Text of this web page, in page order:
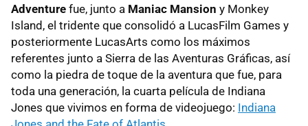
Adventure fue, junto a Maniac Mansion y Monkey
Island, el tridente que consolidó a LucasFilm Games y
posteriormente LucasArts como los máximos
referentes junto a Sierra de las Aventuras Gráficas, así
como la piedra de toque de la aventura que fue, para
toda una generación, la cuarta película de Indiana
Jones que vivimos en forma de videojuego: Indiana